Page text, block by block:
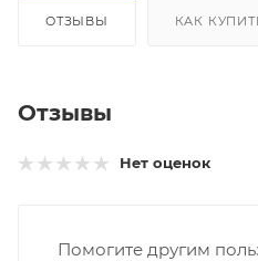
ОТЗЫВЫ КАК
Отзывы
Нет оценок
Помогите другим